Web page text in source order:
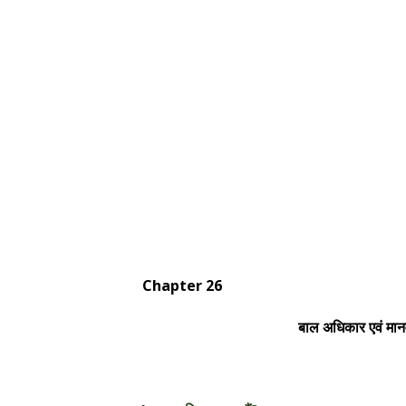
Chapter 26
बाल अधिकार एवं मानव